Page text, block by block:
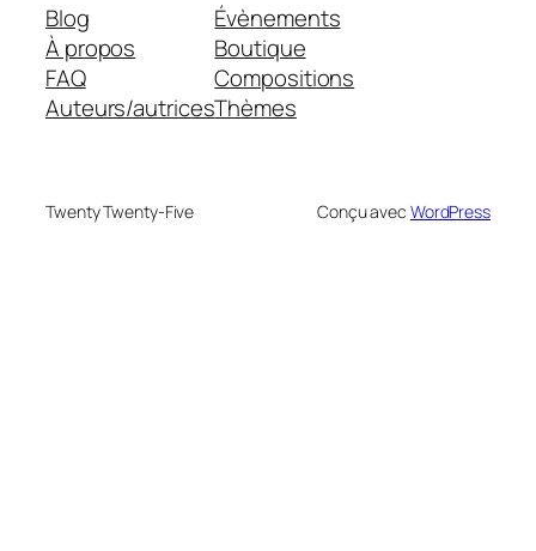
Blog
À propos
FAQ
Auteurs/autrices
Évènements
Boutique
Compositions
Thèmes
Twenty Twenty-Five Conçu avec WordPress